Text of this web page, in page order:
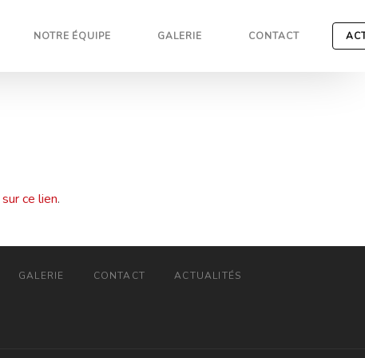
NOTRE ÉQUIPE GALERIE CONTACT
sur ce lien.
GALERIE CONTACT ACTUALITÉS